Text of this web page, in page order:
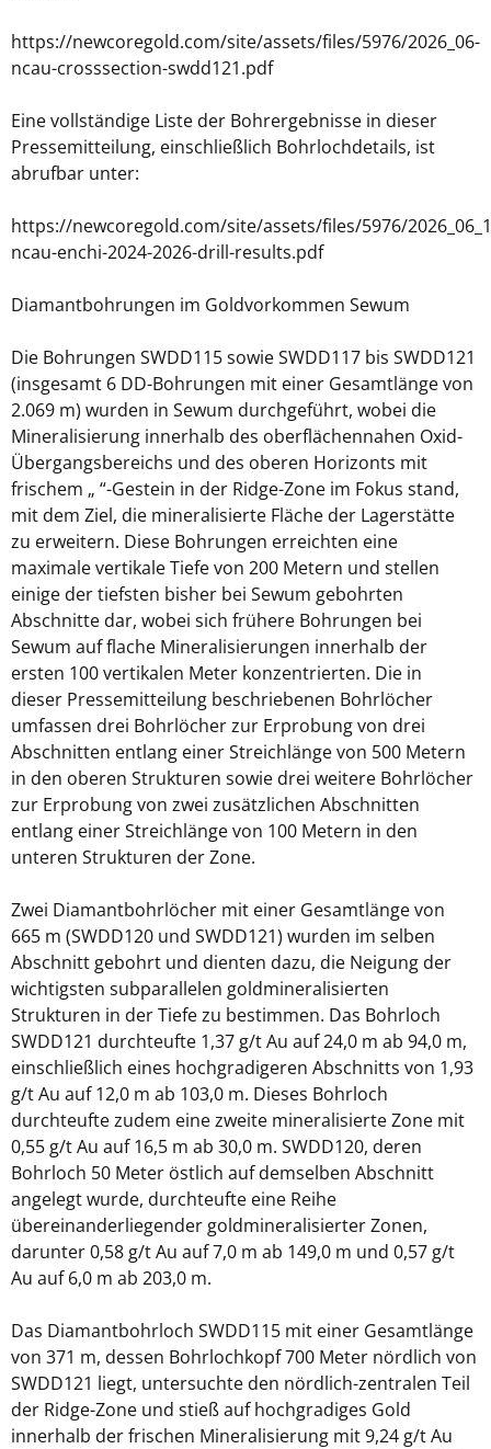
https://newcoregold.com/site/assets/files/5976/2026_06-
ncau-crosssection-swdd121.pdf
Eine vollständige Liste der Bohrergebnisse in dieser
Pressemitteilung, einschließlich Bohrlochdetails, ist
abrufbar unter:
https://newcoregold.com/site/assets/files/5976/
ncau-enchi-2024-2026-drill-results.pdf
Diamantbohrungen im Goldvorkommen Sewum
Die Bohrungen SWDD115 sowie SWDD117 bis SWDD121
(insgesamt 6 DD-Bohrungen mit einer Gesamtlänge von
2.069 m) wurden in Sewum durchgeführt, wobei die
Mineralisierung innerhalb des oberflächennahen Oxid-
Übergangsbereichs und des oberen Horizonts mit
frischem „ “-Gestein in der Ridge-Zone im Fokus stand,
mit dem Ziel, die mineralisierte Fläche der Lagerstätte
zu erweitern. Diese Bohrungen erreichten eine
maximale vertikale Tiefe von 200 Metern und stellen
einige der tiefsten bisher bei Sewum gebohrten
Abschnitte dar, wobei sich frühere Bohrungen bei
Sewum auf flache Mineralisierungen innerhalb der
ersten 100 vertikalen Meter konzentrierten. Die in
dieser Pressemitteilung beschriebenen Bohrlöcher
umfassen drei Bohrlöcher zur Erprobung von drei
Abschnitten entlang einer Streichlänge von 500 Metern
in den oberen Strukturen sowie drei weitere Bohrlöcher
zur Erprobung von zwei zusätzlichen Abschnitten
entlang einer Streichlänge von 100 Metern in den
unteren Strukturen der Zone.
Zwei Diamantbohrlöcher mit einer Gesamtlänge von
665 m (SWDD120 und SWDD121) wurden im selben
Abschnitt gebohrt und dienten dazu, die Neigung der
wichtigsten subparallelen goldmineralisierten
Strukturen in der Tiefe zu bestimmen. Das Bohrloch
SWDD121 durchteufte 1,37 g/t Au auf 24,0 m ab 94,0 m,
einschließlich eines hochgradigeren Abschnitts von 1,93
g/t Au auf 12,0 m ab 103,0 m. Dieses Bohrloch
durchteufte zudem eine zweite mineralisierte Zone mit
0,55 g/t Au auf 16,5 m ab 30,0 m. SWDD120, deren
Bohrloch 50 Meter östlich auf demselben Abschnitt
angelegt wurde, durchteufte eine Reihe
übereinanderliegender goldmineralisierter Zonen,
darunter 0,58 g/t Au auf 7,0 m ab 149,0 m und 0,57 g/t
Au auf 6,0 m ab 203,0 m.
Das Diamantbohrloch SWDD115 mit einer Gesamtlänge
von 371 m, dessen Bohrlochkopf 700 Meter nördlich von
SWDD121 liegt, untersuchte den nördlich-zentralen Teil
der Ridge-Zone und stieß auf hochgradiges Gold
innerhalb der frischen Mineralisierung mit 9,24 g/t Au